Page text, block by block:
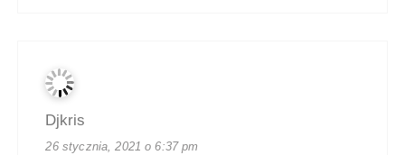
Djkris
26 stycznia, 2021 o 6:37 pm